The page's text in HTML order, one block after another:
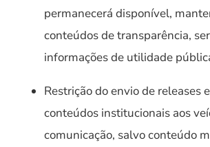
permanecerá disponível,
conteúdos de transparência,
informações de utilidade
Restrição do envio de releases
conteúdos institucionais aos
comunicação, salvo conteúdo